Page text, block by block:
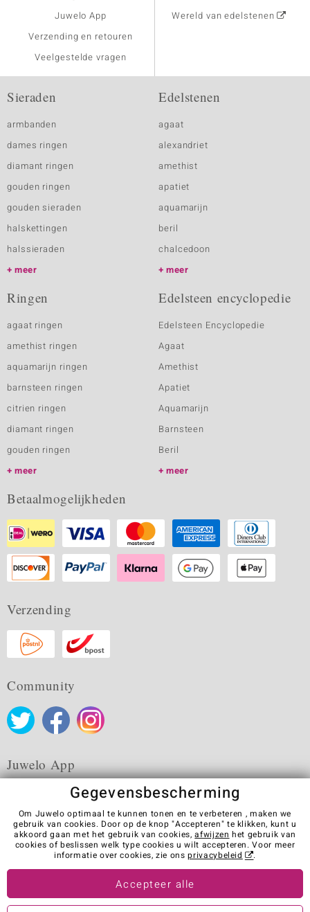
Juwelo App
Verzending en retouren
Veelgestelde vragen
Wereld van edelstenen
Sieraden
armbanden
dames ringen
diamant ringen
gouden ringen
gouden sieraden
halskettingen
halssieraden
meer
Edelstenen
agaat
alexandriet
amethist
apatiet
aquamarijn
beril
chalcedoon
meer
Ringen
agaat ringen
amethist ringen
aquamarijn ringen
barnsteen ringen
citrien ringen
diamant ringen
gouden ringen
meer
Edelsteen encyclopedie
Edelsteen Encyclopedie
Agaat
Amethist
Apatiet
Aquamarijn
Barnsteen
Beril
meer
Betaalmogelijkheden
Verzending
Community
Juwelo App
Algemene verkoopvoorwaarden Privacybeleid
Cookies
Colofon
Contact
Contract herroepen
Visit our stores in other countries:
Gegevensbescherming
Om Juwelo optimaal te kunnen tonen en te verbeteren , maken we
gebruik van cookies. Door op de knop "Accepteren" te klikken, kunt u
akkoord gaan met het gebruik van cookies,afwijzen het gebruik van
cookies of beslissen welk type cookies u wilt accepteren. Voor meer
informatie over cookies, zie onsprivacybeleid .
Accepteer alle